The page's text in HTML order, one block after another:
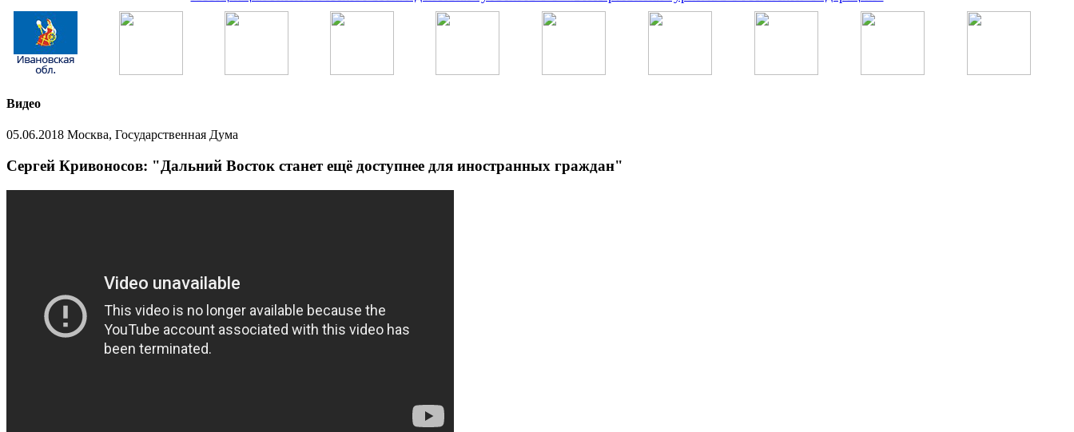
Видео
05.06.2018 Москва, Государственная Дума
Сергей Кривоносов: "Дальний Восток станет ещё доступнее для иностранных граждан"